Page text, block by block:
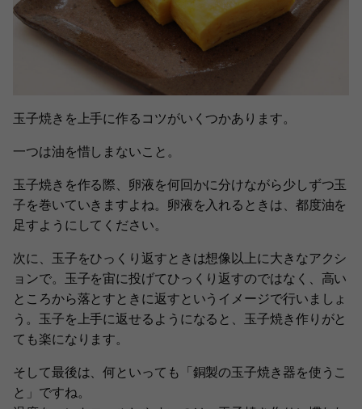
玉子焼きを上手に作るコツがいくつかあります。
一つは油を惜しまないこと。
玉子焼きを作る際、卵液を何回かに分けながら少しずつ玉
子を巻いていきますよね。卵液を入れるときは、都度油を
足すようにしてください。
次に、玉子をひっくり返すときは想像以上に大きなアクシ
ョンで。玉子を宙に投げてひっくり返すのではなく、高い
ところから落とすときに返すというイメージで行いましょ
う。玉子を上手に返せるようになると、玉子焼き作りがと
ても楽になります。
そして最後は、何といっても「銅製の玉子焼き器を使うこ
と」ですね。